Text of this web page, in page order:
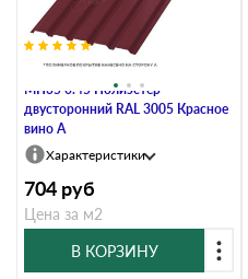
Профлист Металл Профиль
МП35 0.45 Полиэстер
двусторонний RAL 3005 Красное
вино A
Характеристики
704 руб
Цена за м2
В КОРЗИНУ